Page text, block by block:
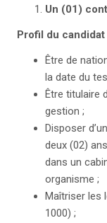
Un (01)
Profil du candidat
Être de
la date du
Être titulaire
gestion ;
Disposer
deux (02)
dans un
organisme ;
Maîtriser les
1000) ;